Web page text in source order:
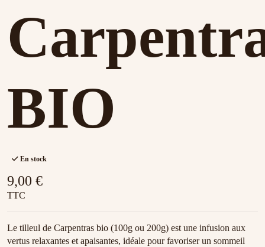
BIO
En stock
9,00 €
TTC
Le tilleul de Carpentras bio (100g ou 200g) est une infusion aux
vertus relaxantes et apaisantes, idéale pour favoriser un sommeil